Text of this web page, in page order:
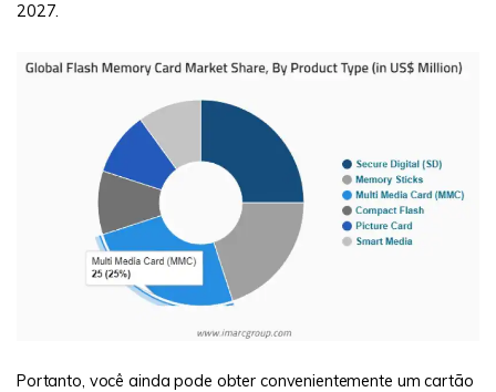
2027.
Portanto, você ainda pode obter convenientemente um cartão